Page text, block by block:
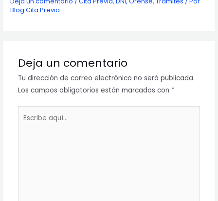
Blog Cita Previa
Deja un comentario
Tu dirección de correo electrónico no será publicada.
Los campos obligatorios están marcados con *